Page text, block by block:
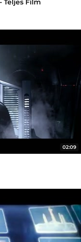
Teljes Film
02:09